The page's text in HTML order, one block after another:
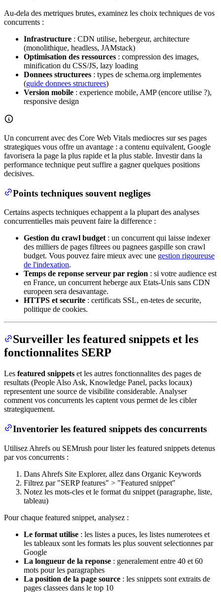
Au-dela des metriques brutes, examinez les choix techniques de vos
concurrents :
Infrastructure : CDN utilise, hebergeur, architecture
(monolithique, headless, JAMstack)
Optimisation des ressources : compression des images,
minification du CSS/JS, lazy loading
Donnees structurees : types de schema.org implementes
(guide donnees structurees)
Version mobile : experience mobile, AMP (encore utilise ?),
responsive design
Un concurrent avec des Core Web Vitals mediocres sur ses pages
strategiques vous offre un avantage : a contenu equivalent, Google
favorisera la page la plus rapide et la plus stable. Investir dans la
performance technique peut suffire a gagner quelques positions
decisives.
Points techniques souvent negliges
Certains aspects techniques echappent a la plupart des analyses
concurrentielles mais peuvent faire la difference :
Gestion du crawl budget : un concurrent qui laisse indexer
des milliers de pages filtrees ou pagnees gaspille son crawl
budget. Vous pouvez faire mieux avec une gestion rigoureuse
de l'indexation.
Temps de reponse serveur par region : si votre audience est
en France, un concurrent heberge aux Etats-Unis sans CDN
europeen sera desavantage.
HTTPS et securite : certificats SSL, en-tetes de securite,
politique de cookies.
Surveiller les featured snippets et les
fonctionnalites SERP
Les featured snippets et les autres fonctionnalites des pages de
resultats (People Also Ask, Knowledge Panel, packs locaux)
representent une source de visibilite considerable. Analyser
comment vos concurrents les captent vous permet de les cibler
strategiquement.
Inventorier les featured snippets des concurrents
Utilisez Ahrefs ou SEMrush pour lister les featured snippets detenus
par vos concurrents :
Dans Ahrefs Site Explorer, allez dans Organic Keywords
Filtrez par "SERP features" > "Featured snippet"
Notez les mots-cles et le format du snippet (paragraphe, liste,
tableau)
Pour chaque featured snippet, analysez :
Le format utilise : les listes a puces, les listes numerotees et
les tableaux sont les formats les plus souvent selectionnes par
Google
La longueur de la reponse : generalement entre 40 et 60
mots pour les paragraphes
La position de la page source : les snippets sont extraits de
pages classees dans le top 10